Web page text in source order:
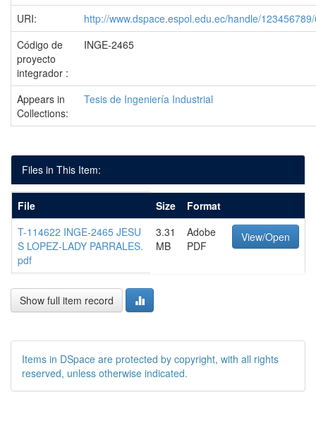
URI:
http://www.dspace.espol.edu.ec/handle/
Código de
proyecto
integrador :
INGE-2465
Appears in
Collections:
Tesis de Ingeniería Industrial
Files in This Item:
File Size
Format
T-114622 INGE-2465 JESU
S LOPEZ-LADY PARRALES.
pdf
3.31
MB
Adobe
PDF
View/Open
Show full item record
Items in DSpace are protected by copyright, with all rights
reserved, unless otherwise indicated.